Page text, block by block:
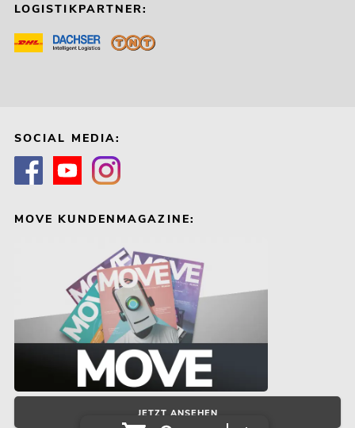
LOGISTIKPARTNER:
SOCIAL MEDIA:
MOVE KUNDENMAGAZINE:
JETZT ANSEHEN